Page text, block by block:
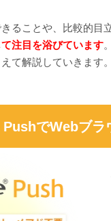
ることや、比較的目
注目を浴びています
て解説していきます。
でWebブラ